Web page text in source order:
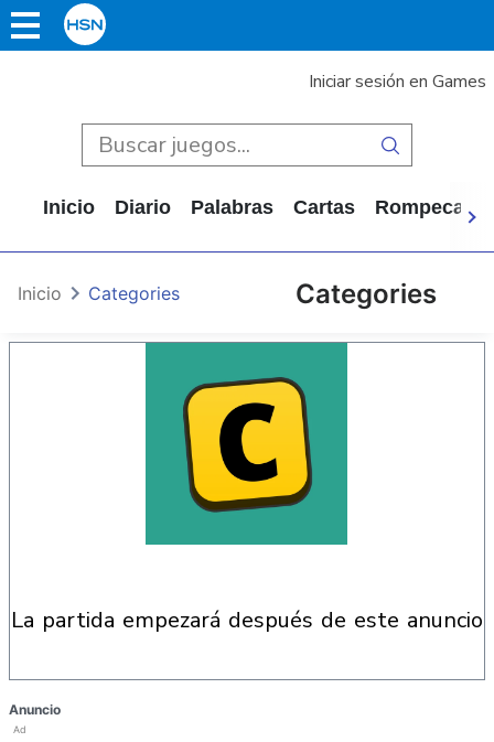
Iniciar sesión en Games
Inicio Diario Palabras Cartas
Categories
Inicio Categories
la partida empezará después de este anuncio
Anuncio
Ad